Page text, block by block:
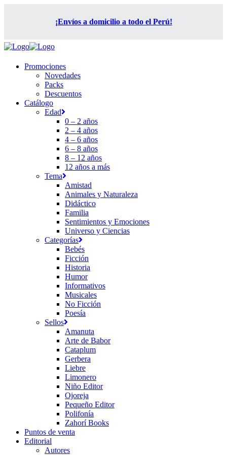
¡Envíos a domicilio a todo el Perú!
Promociones
Novedades
Packs
Descuentos
Catálogo
Edad
0 – 2 años
2 – 4 años
4 – 6 años
6 – 8 años
8 – 12 años
12 años a más
Tema
Amistad
Animales y Naturaleza
Didáctico
Familia
Sentimientos y Emociones
Universo y Ciencias
Categorías
Bebés
Ficción
Historia
Humor
Informativos
Musicales
No Ficción
Poesía
Sellos
Amanuta
Arte de Babor
Cataplum
Gerbera
Liebre
Limonero
Niño Editor
Ojoreja
Pequeño Editor
Polifonía
Zahorí Books
Puntos de venta
Editorial
Autores